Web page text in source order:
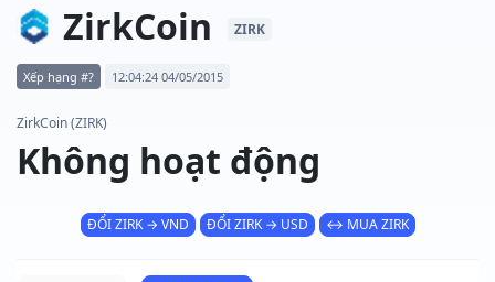
ZirkCoin ZIRK
Xếp hạng #? 12:04:24 04/05/2015
ZirkCoin (ZIRK)
Không hoạt động
ĐỔI ZIRK → VND ĐỔI ZIRK → USD ↔ MUA ZIRK